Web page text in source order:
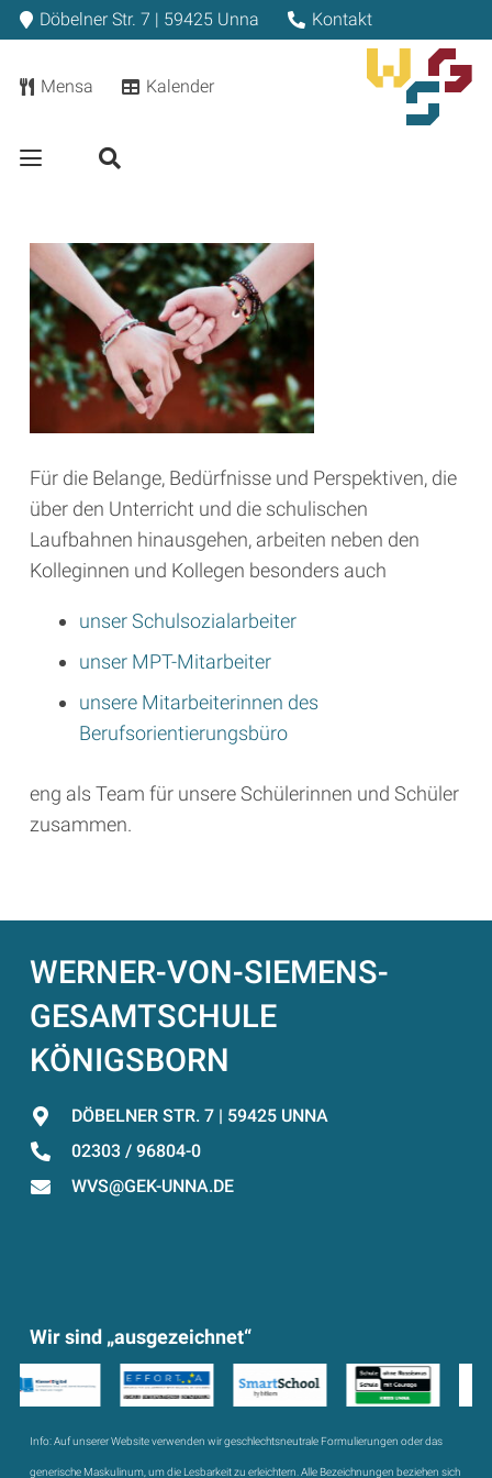
Döbelner Str. 7 | 59425 Unna Kontakt
Mensa Kalender
Für die Belange, Bedürfnisse und Perspektiven, die
über den Unterricht und die schulischen
Laufbahnen hinausgehen, arbeiten neben den
Kolleginnen und Kollegen besonders auch
unser Schulsozialarbeiter
unser MPT-Mitarbeiter
unsere Mitarbeiterinnen des
Berufsorientierungsbüro
eng als Team für unsere Schülerinnen und Schüler
zusammen.
WERNER-VON-SIEMENS-
GESAMTSCHULE
KÖNIGSBORN
DÖBELNER STR. 7 | 59425 UNNA
02303 / 96804-0
WVS@GEK-UNNA.DE
Wir sind „ausgezeichnet“
Info:Auf unserer Website verwenden wir geschlechtsneutrale Formulierungen oder das
generische Maskulinum, um die Lesbarkeit zu erleichtern. Alle Bezeichnungen beziehen sich